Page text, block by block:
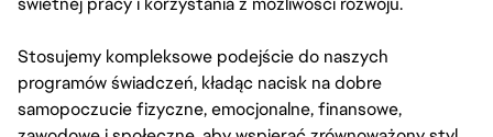
Stosujemy kompleksowe podejście do naszych
programów świadczeń, kładąc nacisk na dobre
samopoczucie fizyczne, emocjonalne, finansowe,